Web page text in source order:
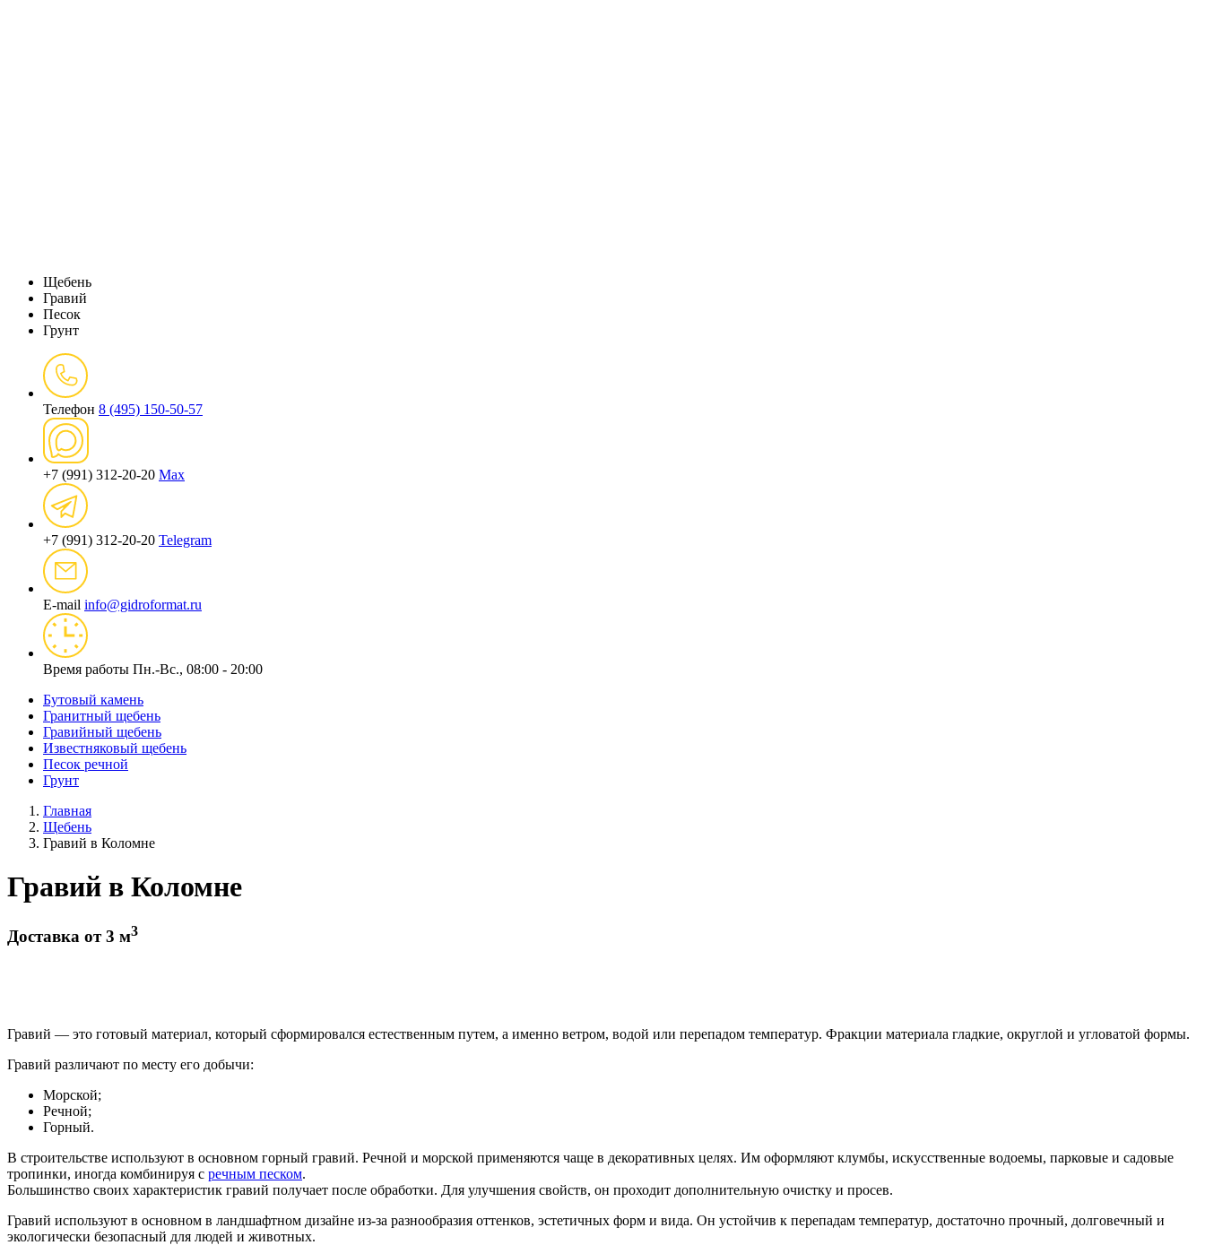
Щебень
Гравий
Песок
Грунт
Телефон 8 (495) 150-50-57
+7 (991) 312-20-20 Max
+7 (991) 312-20-20 Telegram
E-mail info@gidroformat.ru
Время работы Пн.-Вс., 08:00 - 20:00
Бутовый камень
Гранитный щебень
Гравийный щебень
Известняковый щебень
Песок речной
Грунт
Главная
Щебень
Гравий в Коломне
Гравий в Коломне
Доставка от 3 м3
Гравий — это готовый материал, который сформировался естественным путем, а именно ветром, водой или перепадом температур. Фракции материала гладкие, округлой и угловатой формы.
Гравий различают по месту его добычи:
Морской;
Речной;
Горный.
В строительстве используют в основном горный гравий. Речной и морской применяются чаще в декоративных целях. Им оформляют клумбы, искусственные водоемы, парковые и садовые
тропинки, иногда комбинируя с речным песком.
Большинство своих характеристик гравий получает после обработки. Для улучшения свойств, он проходит дополнительную очистку и просев.
Гравий используют в основном в ландшафтном дизайне из-за разнообразия оттенков, эстетичных форм и вида. Он устойчив к перепадам температур, достаточно прочный, долговечный и
экологически безопасный для людей и животных.